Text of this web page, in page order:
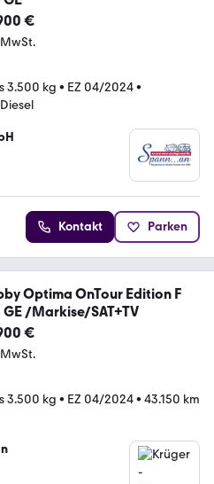
€
MwSt.
3.500 kg • EZ 04/2024•
Diesel
Kontakt Parken
Optima OnTour Edition F
GE /Markise/SAT+TV
€
MwSt.
3.500 kg • EZ 04/2024• 43.150 km